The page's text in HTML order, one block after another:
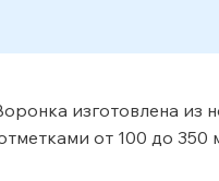
изготовлена из
от 100 до 350